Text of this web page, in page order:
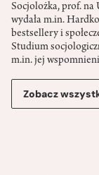
Socjolożka, prof.
wydała m.in.
bestsellery i
Studium
m.in. jej
Zobacz